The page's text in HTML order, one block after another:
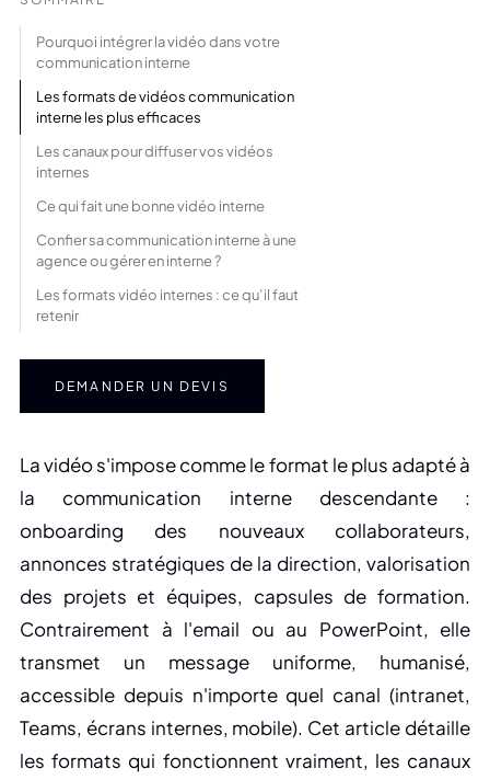
Pourquoi intégrer la vidéo dans votre
communication interne
Les formats de vidéos communication
interne les plus efficaces
Les canaux pour diffuser vos vidéos
internes
Ce qui fait une bonne vidéo interne
Confier sa communication interne à une
agence ou gérer en interne ?
Les formats vidéo internes : ce qu’il faut
retenir
DEMANDER UN DEVIS
La vidéo s'impose comme le format le plus adapté à
la communication interne descendante :
onboarding des nouveaux collaborateurs,
annonces stratégiques de la direction, valorisation
des projets et équipes, capsules de formation.
Contrairement à l'email ou au PowerPoint, elle
transmet un message uniforme, humanisé,
accessible depuis n'importe quel canal (intranet,
Teams, écrans internes, mobile). Cet article détaille
les formats qui fonctionnent vraiment, les canaux